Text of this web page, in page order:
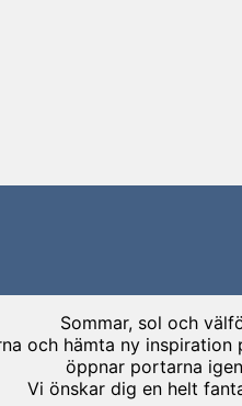
Sommar, sol och
och hämta ny
öppnar portarna
Vi önskar dig en helt